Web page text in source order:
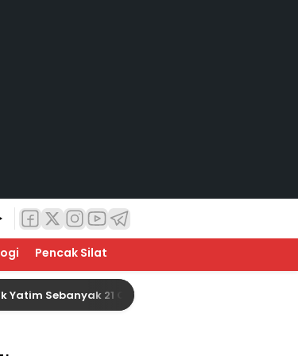
Pencak Silat
21 Orang